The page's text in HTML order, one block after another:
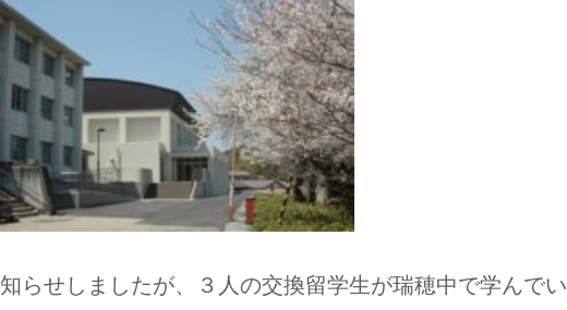
らせしましたが、３人の交換留学生が瑞穂中で学んでい